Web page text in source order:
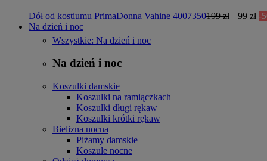
Dół od kostiumu PrimaDonna Vahine 4007350199 zł 99 zł -
Na dzień i noc
Wszystkie: Na dzień i noc
Na dzień i noc
Koszulki damskie
Koszulki na ramiączkach
Koszulki długi rękaw
Koszulki krótki rękaw
Bielizna nocna
Piżamy damskie
Koszule nocne